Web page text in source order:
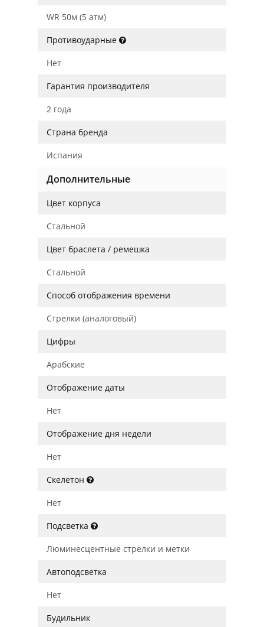
WR 50м (5 атм)
Противоударные
Нет
Гарантия производителя
2 года
Страна бренда
Испания
Дополнительные
Цвет корпуса
Стальной
Цвет браслета / ремешка
Стальной
Способ отображения времени
Стрелки (аналоговый)
Цифры
Арабские
Отображение даты
Нет
Отображение дня недели
Нет
Скелетон
Нет
Подсветка
Люминесцентные стрелки и метки
Автоподсветка
Нет
Будильник